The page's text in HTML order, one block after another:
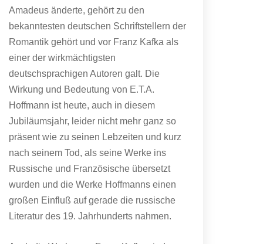
Amadeus änderte, gehört zu den
bekanntesten deutschen Schriftstellern der
Romantik gehört und vor Franz Kafka als
einer der wirkmächtigsten
deutschsprachigen Autoren galt. Die
Wirkung und Bedeutung von E.T.A.
Hoffmann ist heute, auch in diesem
Jubiläumsjahr, leider nicht mehr ganz so
präsent wie zu seinen Lebzeiten und kurz
nach seinem Tod, als seine Werke ins
Russische und Französische übersetzt
wurden und die Werke Hoffmanns einen
großen Einfluß auf gerade die russische
Literatur des 19. Jahrhunderts nahmen.